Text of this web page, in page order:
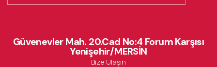
Güvenevler Mah. 20.Cad No:4 Forum Karşısı
Yenişehir/MERSİN
Bize Ulaşın